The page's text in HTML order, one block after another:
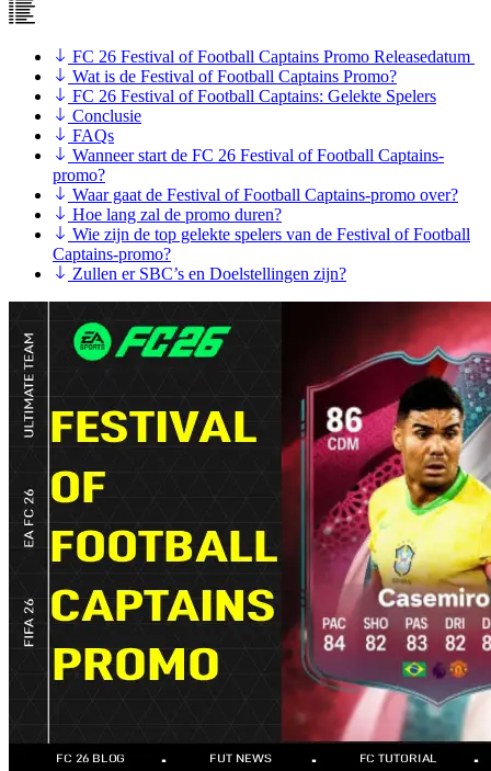
FC 26 Festival of Football Captains Promo Releasedatum
Wat is de Festival of Football Captains Promo?
FC 26 Festival of Football Captains: Gelekte Spelers
Conclusie
FAQs
Wanneer start de FC 26 Festival of Football Captains-
promo?
Waar gaat de Festival of Football Captains-promo over?
Hoe lang zal de promo duren?
Wie zijn de top gelekte spelers van de Festival of Football
Captains-promo?
Zullen er SBC’s en Doelstellingen zijn?